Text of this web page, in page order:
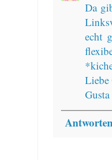
Da
echt
Liebe
Gusta